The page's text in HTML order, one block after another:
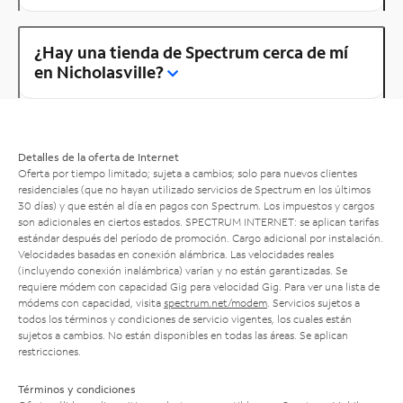
¿Hay una tienda de Spectrum cerca de mí
en Nicholasville?
Detalles de la oferta de Internet
Oferta por tiempo limitado; sujeta a cambios; solo para nuevos clientes
residenciales (que no hayan utilizado servicios de Spectrum en los últimos
30 días) y que estén al día en pagos con Spectrum. Los impuestos y cargos
son adicionales en ciertos estados. SPECTRUM INTERNET: se aplican tarifas
estándar después del período de promoción. Cargo adicional por instalación.
Velocidades basadas en conexión alámbrica. Las velocidades reales
(incluyendo conexión inalámbrica) varían y no están garantizadas. Se
requiere módem con capacidad Gig para velocidad Gig. Para ver una lista de
módems con capacidad, visita spectrum.net/modem . Servicios sujetos a
todos los términos y condiciones de servicio vigentes, los cuales están
sujetos a cambios. No están disponibles en todas las áreas. Se aplican
restricciones.
Términos y condiciones